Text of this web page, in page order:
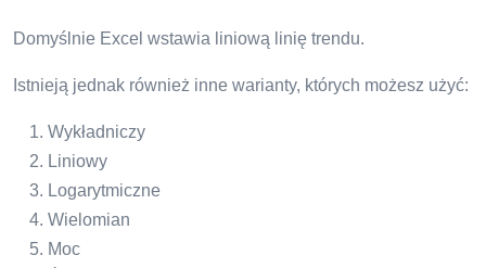
Domyślnie Excel wstawia liniową linię trendu.
Istnieją jednak również inne warianty, których możesz użyć:
Wykładniczy
Liniowy
Logarytmiczne
Wielomian
Moc